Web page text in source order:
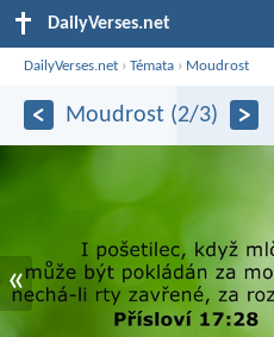
DailyVerses.net
DailyVerses.net ›Témata › Moudrost
Moudrost (2/3)
«